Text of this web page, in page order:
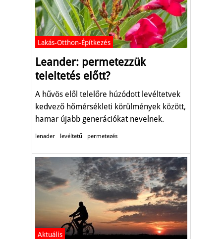
Lakás-Otthon-Építkezés
Leander: permetezzük
teleltetés előtt?
A hűvös elől telelőre húzódott levéltetvek
kedvező hőmérsékleti körülmények között,
hamar újabb generációkat nevelnek.
lenader levéltetű permetezés
Aktuális